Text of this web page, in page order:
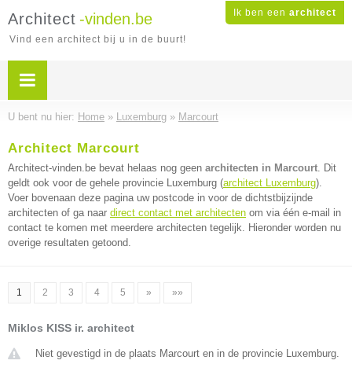
Ik ben een architect
Architect -vinden.be
Vind een architect bij u in de buurt!
U bent nu hier: Home » Luxemburg » Marcourt
Architect Marcourt
Architect-vinden.be bevat helaas nog geen architecten in Marcourt. Dit
geldt ook voor de gehele provincie Luxemburg (architect Luxemburg).
Voer bovenaan deze pagina uw postcode in voor de dichtstbijzijnde
architecten of ga naar direct contact met architecten om via één e-mail in
contact te komen met meerdere architecten tegelijk. Hieronder worden nu
overige resultaten getoond.
1 2 3 4 5 » »»
Miklos KISS ir. architect
Niet gevestigd in de plaats Marcourt en in de provincie Luxemburg.